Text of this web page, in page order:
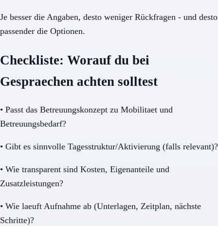
Je besser die Angaben, desto weniger Rückfragen - und desto
passender die Optionen.
Checkliste: Worauf du bei
Gespraechen achten solltest
• Passt das Betreuungskonzept zu Mobilitaet und
Betreuungsbedarf?
• Gibt es sinnvolle Tagesstruktur/Aktivierung (falls relevant)?
• Wie transparent sind Kosten, Eigenanteile und
Zusatzleistungen?
• Wie laeuft Aufnahme ab (Unterlagen, Zeitplan, nächste
Schritte)?